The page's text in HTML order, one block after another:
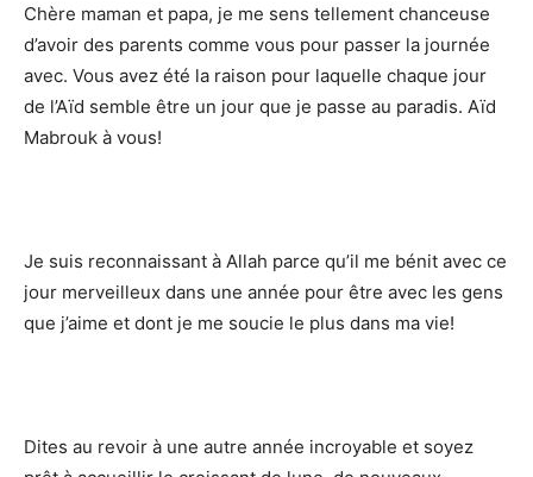
Chère maman et papa, je me sens tellement chanceuse
d’avoir des parents comme vous pour passer la journée
avec. Vous avez été la raison pour laquelle chaque jour
de l’Aïd semble être un jour que je passe au paradis. Aïd
Mabrouk à vous!
Je suis reconnaissant à Allah parce qu’il me bénit avec ce
jour merveilleux dans une année pour être avec les gens
que j’aime et dont je me soucie le plus dans ma vie!
Dites au revoir à une autre année incroyable et soyez